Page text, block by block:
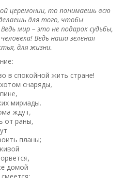
церемонии, то понимаешь всю
для того, чтобы
мир – это не подарок судьбы,
Ведь наша зеленая
для жизни.
в спокойной жить стране!
снаряды,
мириады.
ждут,
от раны,
планы;
домой